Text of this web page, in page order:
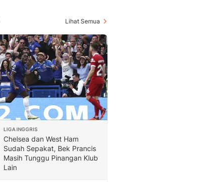
Lihat Semua
LIGA INGGRIS
Chelsea dan West Ham
Sudah Sepakat, Bek Prancis
Masih Tunggu Pinangan Klub
Lain